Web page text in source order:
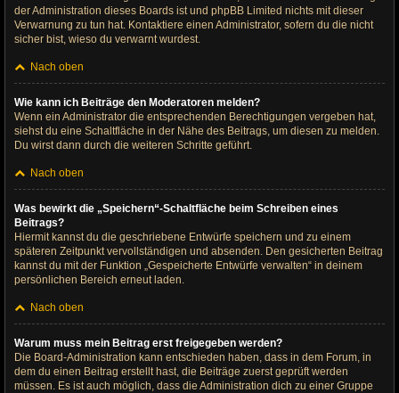
der Administration dieses Boards ist und phpBB Limited nichts mit dieser
Verwarnung zu tun hat. Kontaktiere einen Administrator, sofern du die nicht
sicher bist, wieso du verwarnt wurdest.
Nach oben
Wie kann ich Beiträge den Moderatoren melden?
Wenn ein Administrator die entsprechenden Berechtigungen vergeben hat,
siehst du eine Schaltfläche in der Nähe des Beitrags, um diesen zu melden.
Du wirst dann durch die weiteren Schritte geführt.
Nach oben
Was bewirkt die „Speichern“-Schaltfläche beim Schreiben eines
Beitrags?
Hiermit kannst du die geschriebene Entwürfe speichern und zu einem
späteren Zeitpunkt vervollständigen und absenden. Den gesicherten Beitrag
kannst du mit der Funktion „Gespeicherte Entwürfe verwalten“ in deinem
persönlichen Bereich erneut laden.
Nach oben
Warum muss mein Beitrag erst freigegeben werden?
Die Board-Administration kann entschieden haben, dass in dem Forum, in
dem du einen Beitrag erstellt hast, die Beiträge zuerst geprüft werden
müssen. Es ist auch möglich, dass die Administration dich zu einer Gruppe